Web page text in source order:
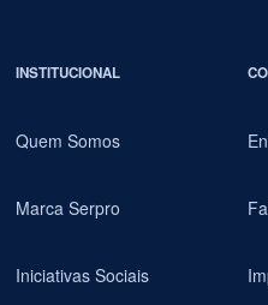
INSTITUCIONAL
Quem Somos
Marca Serpro
Iniciativas Sociais